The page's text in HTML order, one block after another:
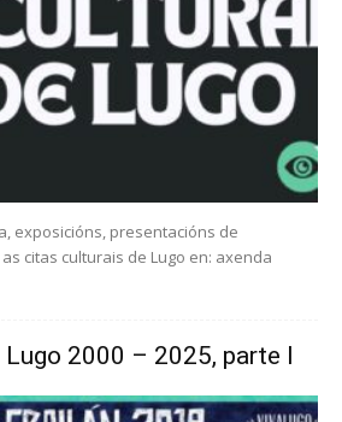
exposicións, presentacións de
citas culturais de Lugo en: axenda
2000 – 2025, parte I